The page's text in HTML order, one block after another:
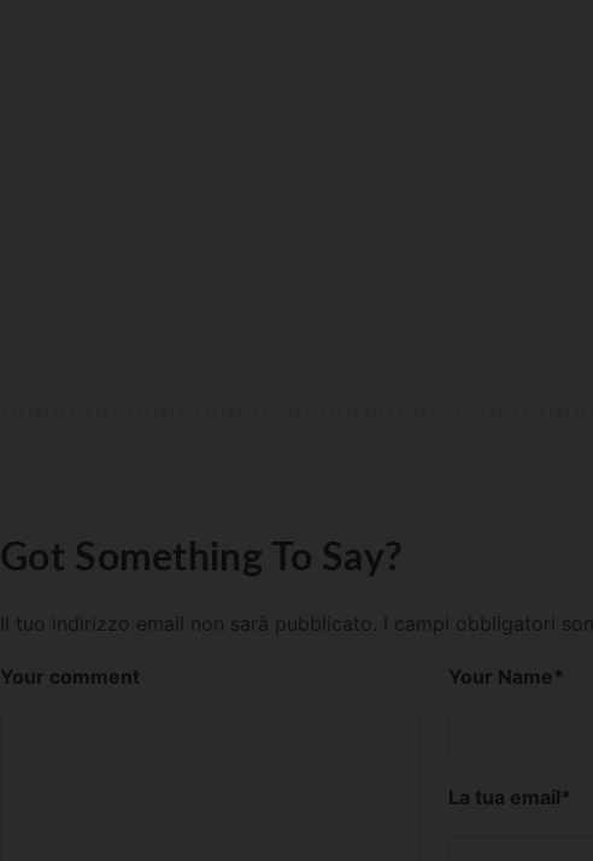
Got Something To Say?
Il tuo indirizzo email non sarà pubblicato. I campi obbligatori
Your comment Your Name*
La tua email*